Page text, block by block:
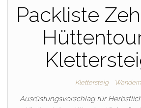
Packliste
Klettersteig Wandern
Ausrüstungsvorschlag für